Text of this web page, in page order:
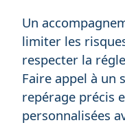
Un
limiter les
respecter la
Faire appel à un
repérage précis
personnalisées